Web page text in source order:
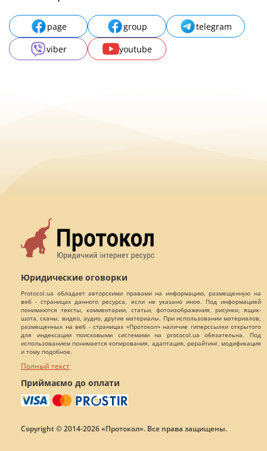
page group
telegram
viber
youtube
Юридические оговорки
Protocol.ua обладает авторскими правами на информацию, размещенную на
веб - страницах данного ресурса, если не указано иное. Под информацией
понимаются тексты, комментарии, статьи, фотоизображения, рисунки, ящик-
шота, сканы, видео, аудио, другие материалы. При использовании материалов,
размещенных на веб - страницах «Протокол» наличие гиперссылки открытого
для индексации поисковыми системами на protocol.ua обязательна. Под
использованием понимается копирования, адаптация, рерайтинг, модификация
и тому подобное.
Полный текст
Приймаємо до оплати
Copyright © 2014-2026 «Протокол». Все права защищены.